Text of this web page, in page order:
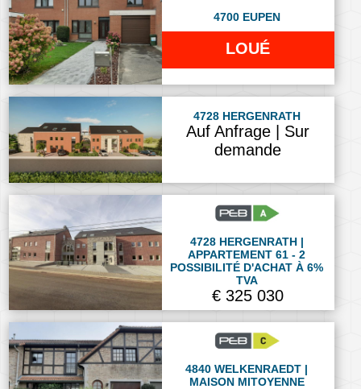
4700 EUPEN
LOUÉ
4728 HERGENRATH
Auf Anfrage | Sur
demande
4728 HERGENRATH |
APPARTEMENT 61 - 2
POSSIBILITÉ D'ACHAT À 6%
TVA
€ 325 030
4840 WELKENRAEDT |
MAISON MITOYENNE